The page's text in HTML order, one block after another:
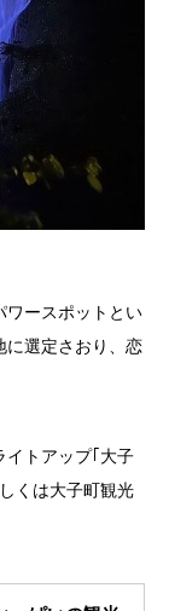
ワースポットとい
に選定さおり、恋
トアップ｢大子
くは大子町観光